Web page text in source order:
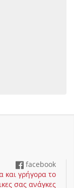
facebook
και γρήγορα το
σας ανάγκες